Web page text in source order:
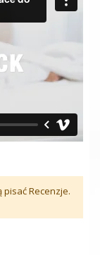
Recenzje.